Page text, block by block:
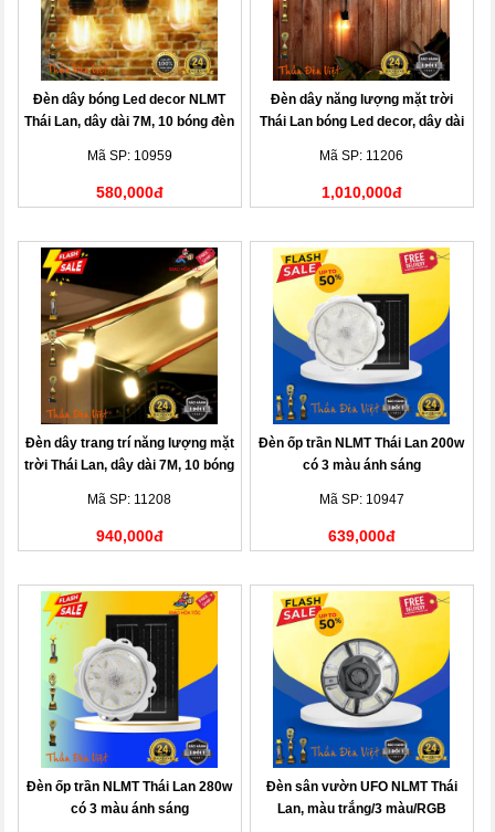
Đèn dây bóng Led decor NLMT
Thái Lan, dây dài 7M, 10 bóng đèn
Mã SP: 10959
580,000đ
Đèn dây năng lượng mặt trời
Thái Lan bóng Led decor, dây dài
Mã SP: 11206
1,010,000đ
Đèn dây trang trí năng lượng mặt
trời Thái Lan, dây dài 7M, 10 bóng
Mã SP: 11208
940,000đ
Đèn ốp trần NLMT Thái Lan 200w
có 3 màu ánh sáng
Mã SP: 10947
639,000đ
Đèn ốp trần NLMT Thái Lan 280w
có 3 màu ánh sáng
Đèn sân vườn UFO NLMT Thái
Lan, màu trắng/3 màu/RGB